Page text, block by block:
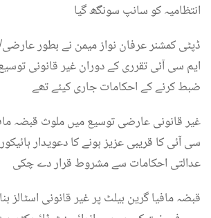
انتظامیہ کو سانپ سونگھ گیا
ڈپٹی کمشنر عرفان نواز میمن نے بطور
ایم سی آئی تقرری کے دوران غیر قانونی
ضبط کرنے کے احکامات جاری کیئے تھے
غیر قانونی عارضی توسیع میں ملوث قبضہ
سی آئی کا قریبی عزیز ہونے کا دعویدار
عدالتی احکامات سے مشروط قرار دے چکی
قبضہ مافیا گرین بیلٹ پر غیر قانونی اسٹالز